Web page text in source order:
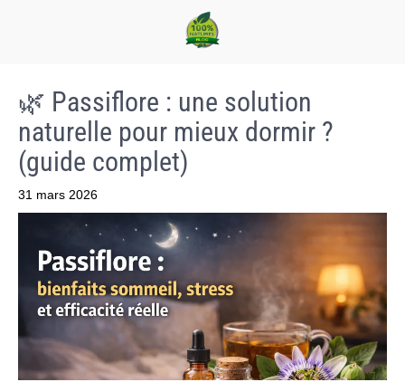
🌿 Passiflore : une solution
naturelle pour mieux dormir ?
(guide complet)
31 mars 2026